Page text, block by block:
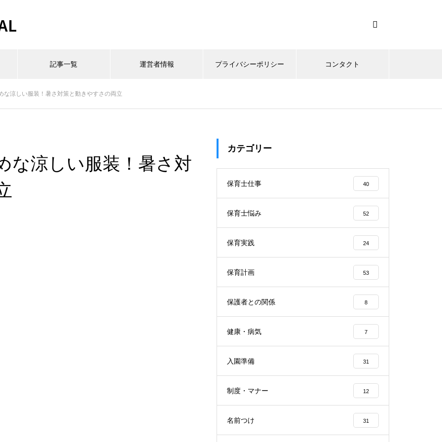
記事一覧 運営者情報 プライバシーポリシー コンタクト
な涼しい服装！暑さ対策と動きやすさの両立
な涼しい服装！暑さ対
カテゴリー
保育士仕事 40
保育士悩み 52
保育実践 24
保育計画 53
保護者との関係 8
健康・病気 7
入園準備 31
制度・マナー 12
名前つけ 31